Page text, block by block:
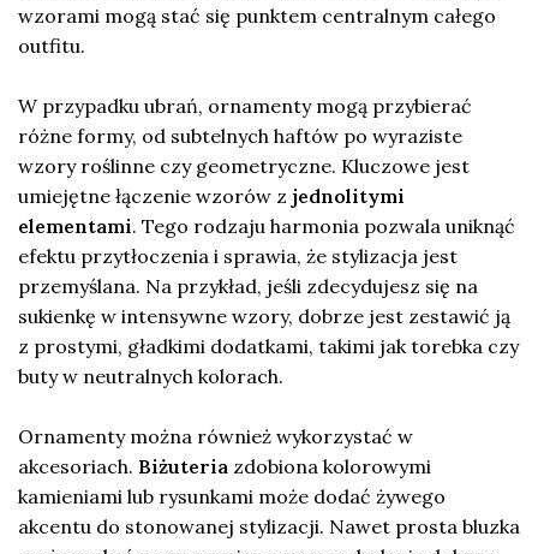
wzorami mogą stać się punktem centralnym całego
outfitu.
W przypadku ubrań, ornamenty mogą przybierać
różne formy, od subtelnych haftów po wyraziste
wzory roślinne czy geometryczne. Kluczowe jest
umiejętne łączenie wzorów z jednolitymi
elementami. Tego rodzaju harmonia pozwala uniknąć
efektu przytłoczenia i sprawia, że stylizacja jest
przemyślana. Na przykład, jeśli zdecydujesz się na
sukienkę w intensywne wzory, dobrze jest zestawić ją
z prostymi, gładkimi dodatkami, takimi jak torebka czy
buty w neutralnych kolorach.
Ornamenty można również wykorzystać w
akcesoriach. Biżuteria zdobiona kolorowymi
kamieniami lub rysunkami może dodać żywego
akcentu do stonowanej stylizacji. Nawet prosta bluzka